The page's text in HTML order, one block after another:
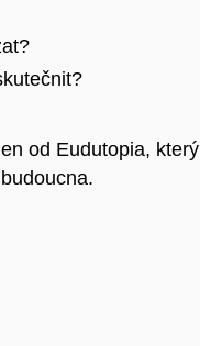
od Eudutopia, který